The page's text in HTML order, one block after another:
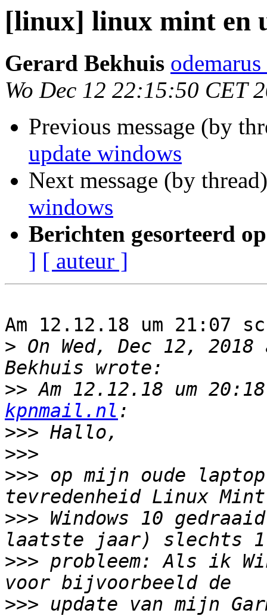
[linux] linux mint en
Gerard Bekhuis
Wo Dec 12 22:15:50 CET
Previous message (by
update windows
Next message (by
windows
Berichten gesorteerd
] [ auteur ]
Am 12.12.18 um 21:07
> On Wed, Dec 12,
>> Am 12.12.18 um
kpnmail.nl
>>>
>>>
>>> op mijn oude
>>> Windows 10
>>> probleem: Als ik
>>> update van mijn